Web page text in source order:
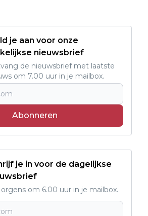
je aan voor onze
nieuwsbrief
de nieuwsbrief met laatste
om 7.00 uur in je mailbox.
Abonneren
je in voor de dagelijkse
om 6.00 uur in je mailbox.